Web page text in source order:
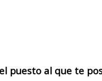
puesto al que te